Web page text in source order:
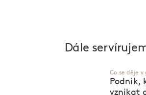
Dále
Co se děje v
Podnik,
vznikat